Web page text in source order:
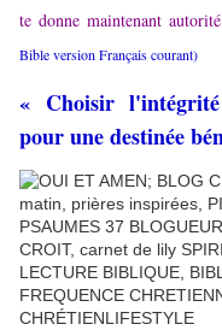
te donne maintenant
Bible version Français courant)
« Choisir
pour une destinée